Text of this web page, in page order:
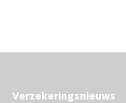
Verzekeringsnieuws